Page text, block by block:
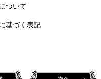
ついて
基づく表記